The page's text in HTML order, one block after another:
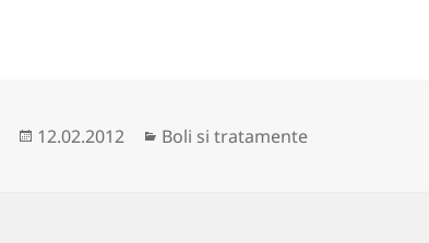
Publicat
12.02.2012 Categorii
Boli si tratamente